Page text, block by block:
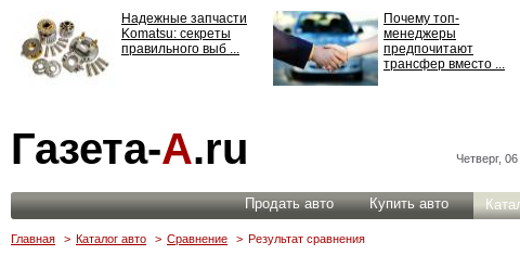
Надежные запчасти
Komatsu: секреты
правильного выб ...
Почему топ-
менеджеры
предпочитают
трансфер вместо ...
ответственности: все,
что нужно знать ...
Газета-А.ru Четверг,
Продать авто Купить авто
Главная > Каталог авто > Сравнение > Результат сравнения